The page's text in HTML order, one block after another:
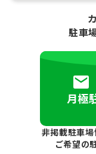
駐車
月極
非掲載駐車
ご希望の